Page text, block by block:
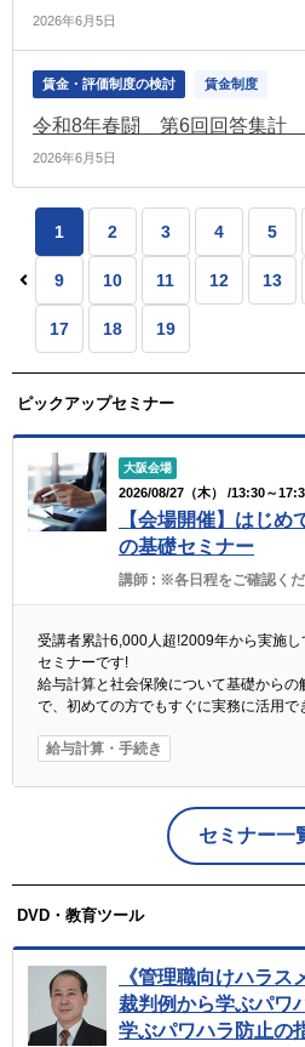
2026年6月5日
賃金・評価制度の検討 賃金制度
2026年6月5日
1 2 3 4 5
9 10 11 12 13
17 18 19
ピックアップセミナー
大阪会場
2026/08/27（木） /13:30～
【会場開催】はじ
の基礎セミナー
講師 : ※各日程をご確認く
受講者累計6,000人超!2009年から実施
セミナーです!
給与計算と社会保険について基礎からの
で、初めての方でもすぐに実務に活用で
給与計算・手続き
セミナー一
DVD・教育ツール
《管理職向けハラス
裁判例から学ぶパワ
学ぶパワハラ防止の